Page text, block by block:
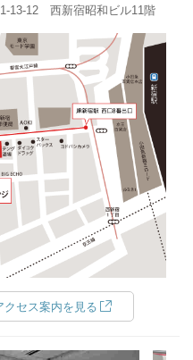
13-12 西新宿昭和ビル11階
クセス案内を見る